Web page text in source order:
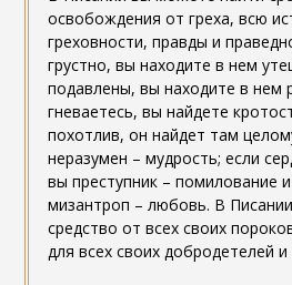
освобождения от греха, всю
греховности, правды и
грустно, вы находите в нем
подавлены, вы находите в нем
гневаетесь, вы найдете
похотлив, он найдет там
неразумен – мудрость; если
вы преступник – помилование
мизантроп – любовь. В
средство от всех своих
для всех своих добродетелей и